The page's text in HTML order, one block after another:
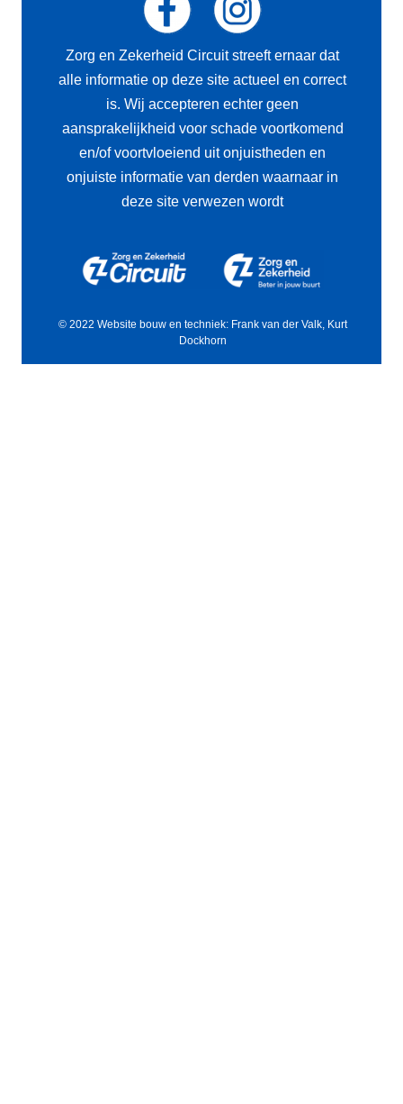
Zorg en Zekerheid Circuit streeft ernaar dat
alle informatie op deze site actueel en correct
is. Wij accepteren echter geen
aansprakelijkheid voor schade voortkomend
en/of voortvloeiend uit onjuistheden en
onjuiste informatie van derden waarnaar in
deze site verwezen wordt
© 2022 Website bouw en techniek: Frank van der Valk, Kurt
Dockhorn